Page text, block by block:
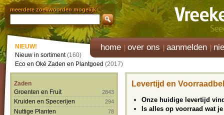
meerdere zoekwoorden mogelijk
home over ons aanmelden
NIEUW!
Nieuw in sortiment(160)
Eco en Oké Zaden en Plantgoed (2017)
Zaden
Groenten en Fruit
2843
Kruiden en Specerijen 294
Nuttige Planten 78
Levertijd en
Onze huidige levertijd
Is alles op voorraad wat